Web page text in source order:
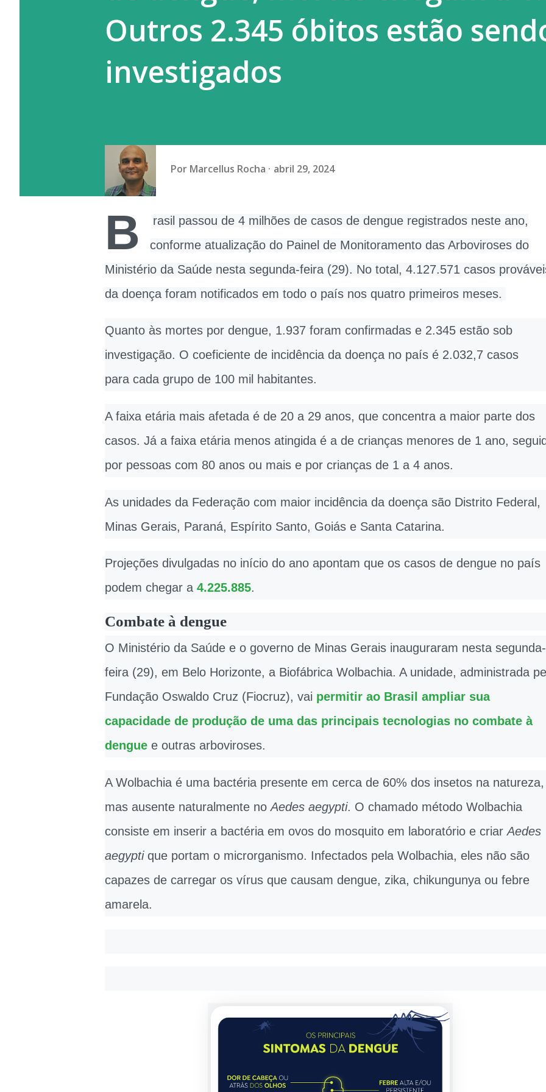
Outros 2.345 óbitos estão
investigados
Por Marcellus Rocha abril 29, 2024
B
rasil passou de 4 milhões de casos de dengue registrados neste ano,
conforme atualização do Painel de Monitoramento das Arboviroses do
Ministério da Saúde nesta segunda-feira (29). No total, 4.127.571 casos
da doença foram notificados em todo o país nos quatro primeiros meses.
Quanto às mortes por dengue, 1.937 foram confirmadas e 2.345 estão sob
investigação. O coeficiente de incidência da doença no país é 2.032,7 casos
para cada grupo de 100 mil habitantes.
A faixa etária mais afetada é de 20 a 29 anos, que concentra a maior parte dos
casos. Já a faixa etária menos atingida é a de crianças menores de 1 ano,
por pessoas com 80 anos ou mais e por crianças de 1 a 4 anos.
As unidades da Federação com maior incidência da doença são Distrito Federal,
Minas Gerais, Paraná, Espírito Santo, Goiás e Santa Catarina.
Projeções divulgadas no início do ano apontam que os casos de dengue no país
podem chegar a 4.225.885.
Combate à dengue
O Ministério da Saúde e o governo de Minas Gerais inauguraram nesta segunda-
feira (29), em Belo Horizonte, a Biofábrica Wolbachia. A unidade, administrada
Fundação Oswaldo Cruz (Fiocruz), vai permitir ao Brasil ampliar sua
capacidade de produção de uma das principais tecnologias no combate à
dengue e outras arboviroses.
A Wolbachia é uma bactéria presente em cerca de 60% dos insetos na natureza,
mas ausente naturalmente no Aedes aegypti. O chamado método Wolbachia
consiste em inserir a bactéria em ovos do mosquito em laboratório e criar Aedes
aegyptique portam o microrganismo. Infectados pela Wolbachia, eles não são
capazes de carregar os vírus que causam dengue, zika, chikungunya ou febre
amarela.